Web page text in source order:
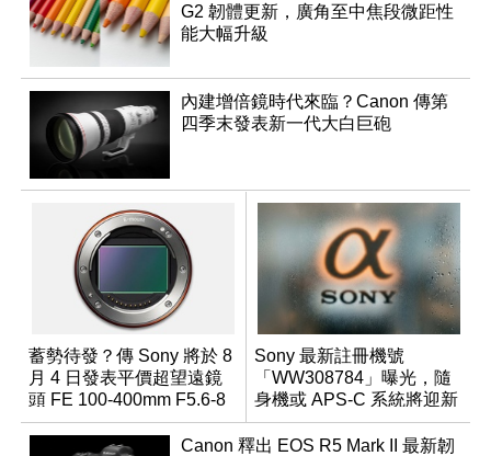
G2 韌體更新，廣角至中焦段微距性
能大幅升級
內建增倍鏡時代來臨？Canon 傳第
四季末發表新一代大白巨砲
蓄勢待發？傳 Sony 將於 8
月 4 日發表平價超望遠鏡
頭 FE 100-400mm F5.6-8
Sony 最新註冊機號
「WW308784」曝光，隨
身機或 APS-C 系統將迎新
成員？
Canon 釋出 EOS R5 Mark II 最新韌